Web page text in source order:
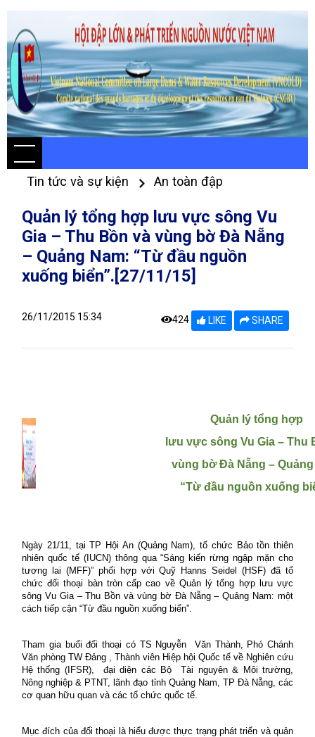
Tin tức và sự kiện An toàn đập
Quản lý tổng hợp lưu vực sông Vu
Gia – Thu Bồn và vùng bờ Đà Nẵng
– Quảng Nam: “Từ đầu nguồn
xuống biển”.[27/11/15]
26/11/2015 15:34 424 LIKE SHARE
Quản lý tổng hợp
lưu vực sông Vu Gia – Thu
vùng bờ Đà Nẵng – Quảng
“Từ đầu nguồn xuống
Ngày 21/11, tại TP Hội An (Quảng Nam), tổ chức Bảo tồn thiên
nhiên quốc tế (IUCN) thông qua “Sáng kiến rừng ngập mặn cho
tương lai (MFF)” phối hợp với Quỹ Hanns Seidel (HSF) đã tổ
chức đối thoại bàn tròn cấp cao về Quản lý tổng hợp lưu vực
sông Vu Gia – Thu Bồn và vùng bờ Đà Nẵng – Quảng Nam: một
cách tiếp cận “Từ đầu nguồn xuống biển”.
Tham gia buổi đối thoại có TS Nguyễn
Văn Thành, Phó Chánh
Văn phòng TW Đảng ,
Thành viên Hiệp hội Quốc tế về Nghiên cứu
Hệ thống (IFSR),
đại diện các Bộ Tài nguyên & Môi trường,
Nông nghiệp & PTNT, lãnh đạo tỉnh Quảng Nam, TP Đà Nẵng,các
cơ quan hữu quan và các tổ chức quốc tế.
Mục đích của đối thoại là hiểu được thực trạng phát triển và quản